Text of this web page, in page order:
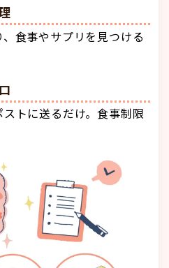
食事やサプリを見つける
トに送るだけ。食事制限